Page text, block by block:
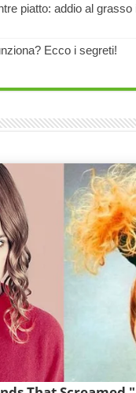
piatto: addio al
Ecco i segreti!